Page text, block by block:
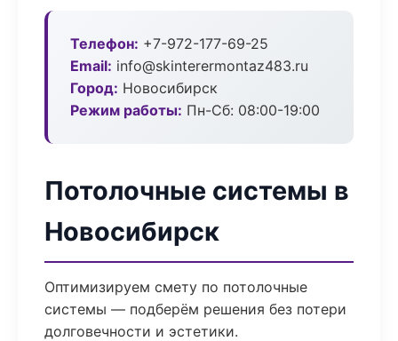
Телефон: +7-972-177-69-25
Email: info@skinterermontaz483.ru
Город: Новосибирск
Режим работы: Пн-Сб: 08:00-19:00
Потолочные системы в
Новосибирск
Оптимизируем смету по потолочные
системы — подберём решения без потери
долговечности и эстетики.